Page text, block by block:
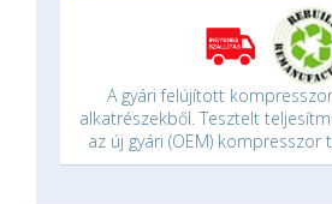
A gyári felújított
alkatrészekből. Tesztelt
az új gyári (OEM) kompresszor